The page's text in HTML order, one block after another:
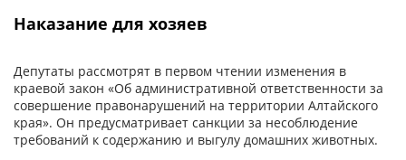
Наказание для хозяев
Депутаты рассмотрят в первом чтении изменения в
краевой закон «Об административной ответственности за
совершение правонарушений на территории Алтайского
края». Он предусматривает санкции за несоблюдение
требований к содержанию и выгулу домашних животных.